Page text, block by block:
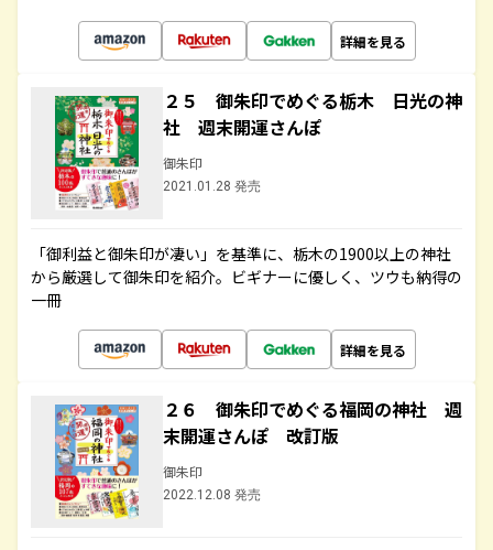
詳細を見る
２５ 御朱印でめぐる栃木 日光の神
社 週末開運さんぽ
御朱印
2021.01.28 発売
「御利益と御朱印が凄い」を基準に、栃木の1900以上の神社
から厳選して御朱印を紹介。ビギナーに優しく、ツウも納得の
一冊
詳細を見る
２６ 御朱印でめぐる福岡の神社 週
末開運さんぽ 改訂版
御朱印
2022.12.08 発売